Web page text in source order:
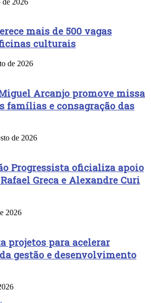
mais de 500 vagas
culturais
de 2026
Arcanjo promove missa
famílias e consagração das
de 2026
Progressista oficializa apoio
Greca e Alexandre Curi
2026
projetos para acelerar
gestão e desenvolvimento